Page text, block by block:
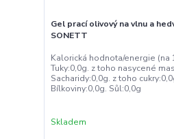
Gel prací olivový na vlnu a
SONETT
Kalorická hodnota/energie (na
Tuky:0,0g. z toho nasycené
Sacharidy:0,0g. z toho
Bílkoviny:0,0g. Sůl:0,0g
Skladem